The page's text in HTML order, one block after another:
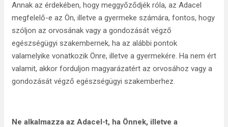
Annak az érdekében, hogy meggyőződjék róla, az Adacel
megfelelő-e az Ön, illetve a gyermeke számára, fontos, hogy
szóljon az orvosának vagy a gondozását végző
egészségügyi szakembernek, ha az alábbi pontok
valamelyike vonatkozik Önre, illetve a gyermekére. Ha nem ért
valamit, akkor forduljon magyarázatért az orvosához vagy a
gondozását végző egészségügyi szakemberhez.
Ne alkalmazza az Adacel-t, ha Önnek, illetve a